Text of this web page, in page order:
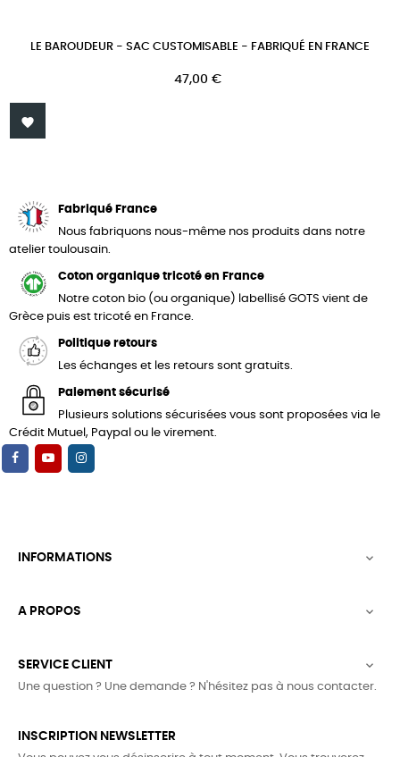
LE BAROUDEUR - SAC CUSTOMISABLE - FABRIQUÉ EN FRANCE
Prix
47,00 €

Fabriqué France
Nous fabriquons nous-même nos produits dans notre
atelier toulousain.
Coton organique tricoté en France
Notre coton bio (ou organique) labellisé GOTS vient de
Grèce puis est tricoté en France.
Politique retours
Les échanges et les retours sont gratuits.
Paiement sécurisé
Plusieurs solutions sécurisées vous sont proposées via le
Crédit Mutuel, Paypal ou le virement.
INFORMATIONS 
A PROPOS 
SERVICE CLIENT 
Une question ? Une demande ? N'hésitez pas à nous contacter.
INSCRIPTION NEWSLETTER